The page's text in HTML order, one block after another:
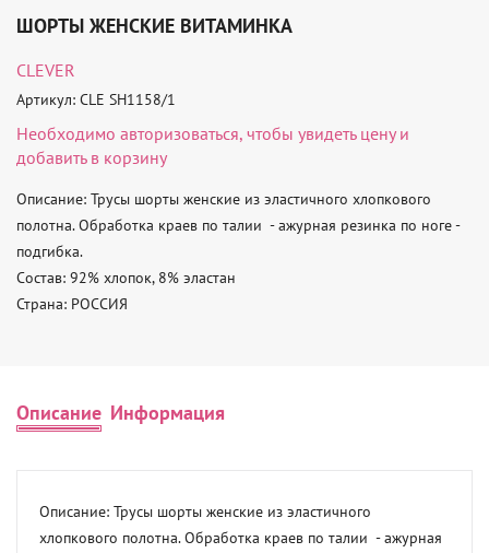
ШОРТЫ ЖЕНСКИЕ ВИТАМИНКА
CLEVER
Артикул: CLE SH1158/1
Необходимо авторизоваться, чтобы увидеть цену и
добавить в корзину
Описание: Трусы шорты женские из эластичного хлопкового
полотна. Обработка краев по талии  - ажурная резинка по ноге -
подгибка.
Состав: 92% хлопок, 8% эластан
Страна: РОССИЯ
Описание Информация
Описание: Трусы шорты женские из эластичного
хлопкового полотна. Обработка краев по талии  - ажурная